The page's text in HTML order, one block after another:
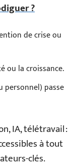
?
de crise ou
ou la croissance.
personnel) passe
IA, télétravail :
à tout
clés.